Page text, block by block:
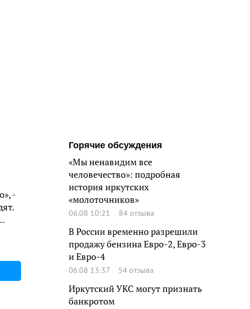
-
Горячие обсуждения
«Мы ненавидим все
человечество»: подробная
история иркутских
«молоточников»
06.08 10:21 84 отзыва
В России временно разрешили
продажу бензина Евро-2, Евро-3
и Евро-4
06.08 13:37 54 отзыва
Иркутский УКС могут признать
банкротом